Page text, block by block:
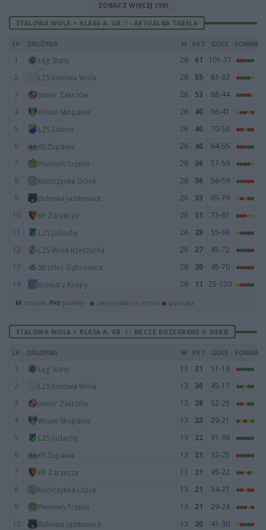
ZOBACZ WIĘCEJ (10)
STALOWA WOLA > KLASA A, GR. I - AKTUALNA TABELA
LP DRUŻYNA M PKT GOLE FORMA
1 Łęg Stany 26 61
101-37
2
LZS Kotowa Wola 26 55
81-33
3
Junior Zakrzów 26 53
88-44
4
Wisan Skopanie 26 40
56-41
5
LZS Żabno 26 40
70-58
6
KS Żupawa 26 40
64-55
7
Płomień Trześń 26 36
57-59
8
Koniczynka Ocice 26 36
56-59
9
Bukowa Jastkowice 26 33
65-79
10
KP Zarzecze 26 31
73-61
11
LZS Jadachy 26 28
55-93
12
LZS Wola Rzeczycka 26 27
45-72
13
Strzelec Dąbrowica 26 20
45-70
14
Kolejarz Knapy 26 11 25-120
M mecze, Pkt punkty · zwycięstwo remis porażka
STALOWA WOLA > KLASA A, GR. I - MECZE ROZEGRANE U SIEBIE
LP DRUŻYNA M PKT GOLE FORMA
1 Łęg Stany 13 31
51-18
2
LZS Kotowa Wola 13 30
45-17
3
Junior Zakrzów 13 28
52-25
4
Wisan Skopanie 13 23
29-21
5
LZS Jadachy 13 22
31-36
6
KS Żupawa 13 21
33-25
7
KP Zarzecze 13 21
45-22
8
Koniczynka Ocice 13 21
34-27
9
Płomień Trześń 13 21
29-24
10
Bukowa Jastkowice 13 20 41-30